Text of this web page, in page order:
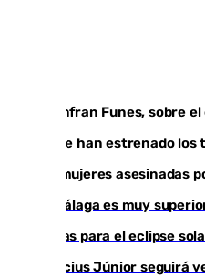
Juanfran Funes, sobre
Ya se han estrenado
35 mujeres asesinadas
El Málaga es muy
Gafas para el eclipse
Vinícius Júnior seguirá